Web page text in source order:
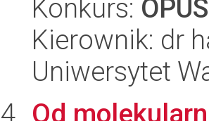
Konkurs:
Kierownik: dr
Uniwersytet
Od